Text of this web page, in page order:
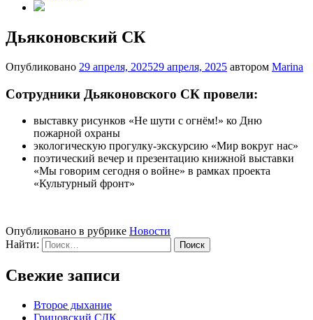
Дьяконовский СК
Опубликовано 29 апреля, 202529 апреля, 2025 автором Marina
Сотрудники Дьяконовского СК провели:
выставку рисунков «Не шути с огнём!» ко Дню
пожарной охраны
экологическую прогулку-экскурсию «Мир вокруг нас»
поэтический вечер и презентацию книжной выставки
«Мы говорим сегодня о войне» в рамках проекта
«Культурный фронт»
Опубликовано в рубрике Новости
Найти:
Свежие записи
Второе дыхание
Грицовский СДК